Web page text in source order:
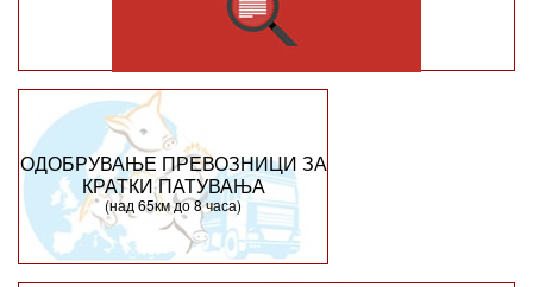
ОДОБРУВАЊЕ ПРЕВОЗНИЦИ ЗА
КРАТКИ ПАТУВАЊА
(над 65км до 8 часа)